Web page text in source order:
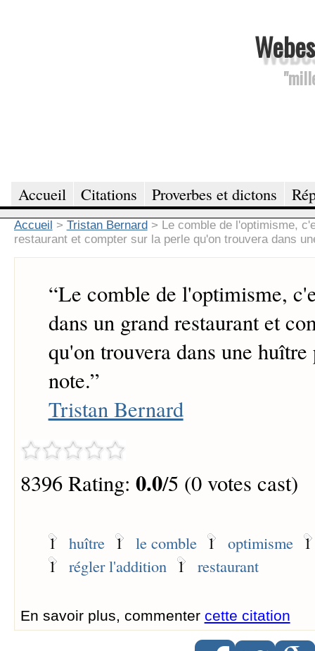
Accueil Citations Proverbes et dictons
Accueil > Tristan Bernard > Le comble de l'optimisme,
restaurant et compter sur la perle qu'on trouvera dans
“Le comble de l'optimisme,
dans un grand restaurant et
qu'on trouvera dans une
note.”
Tristan Bernard
8396 Rating: 0.0/5 (0 votes cast)
1 huître 1 le comble 1 optimisme 1
1
régler l'addition 1 restaurant
En savoir plus, commenter cette citation